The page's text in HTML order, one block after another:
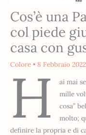
Cos’è una
col piede
casa con
Colore • 8 Febbraio 2022
H
ai mai
mille
cosa”
molto;
definire la propria e di